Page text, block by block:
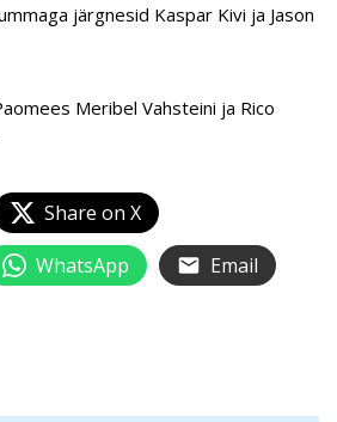
järgnesid Kaspar Kivi ja Jason
Meribel Vahsteini ja Rico
Share on X
WhatsApp
Email